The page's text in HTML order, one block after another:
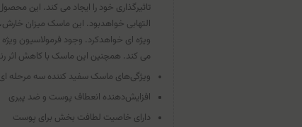
تاثیرگذاری خود را ایجاد می کند. این
التهابی خواهدبود. این ماسک میزان
ویژه ای خواهدکرد. وجود فرمولاسیون
می کند. همچنین این ماسک با کاهش اثر
ویژگی‌های ماسک سفید کننده سه مرحله
افزایش‌دهنده انعطاف پوست و ضد پیری
دارای خاصیت لطافت بخش برای پوست